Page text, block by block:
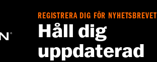
REGISTRERA DIG FÖR NYHETSBREVET
Håll dig
uppdaterad